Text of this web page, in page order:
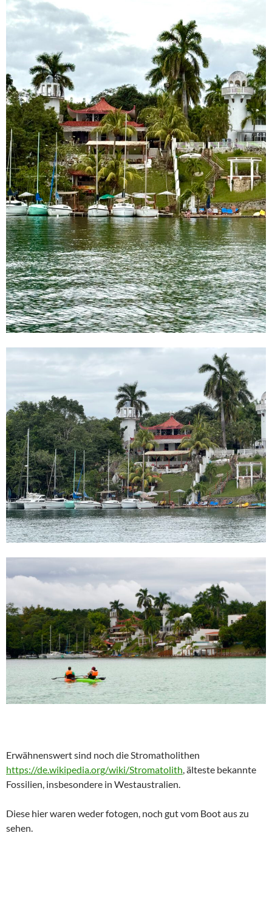
Erwähnenswert sind noch die Stromatholithen
https://de.wikipedia.org/wiki/Stromatolith, älteste bekannte
Fossilien, insbesondere in Westaustralien.
Diese hier waren weder fotogen, noch gut vom Boot aus zu
sehen.